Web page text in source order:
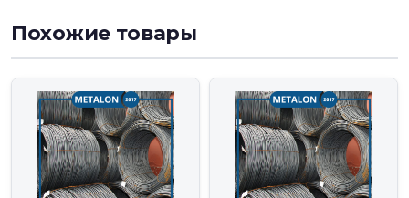
Похожие товары